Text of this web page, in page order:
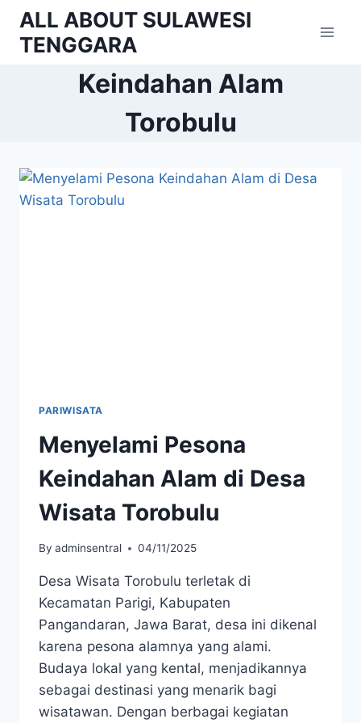
Skip
content
ALL ABOUT SULAWESI
TENGGARA
Keindahan Alam
Torobulu
PARIWISATA
Menyelami Pesona
Keindahan Alam di Desa
Wisata Torobulu
By adminsentral 04/11/2025
Desa Wisata Torobulu terletak di
Kecamatan Parigi, Kabupaten
Pangandaran, Jawa Barat, desa ini dikenal
karena pesona alamnya yang alami.
Budaya lokal yang kental, menjadikannya
sebagai destinasi yang menarik bagi
wisatawan. Dengan berbagai kegiatan